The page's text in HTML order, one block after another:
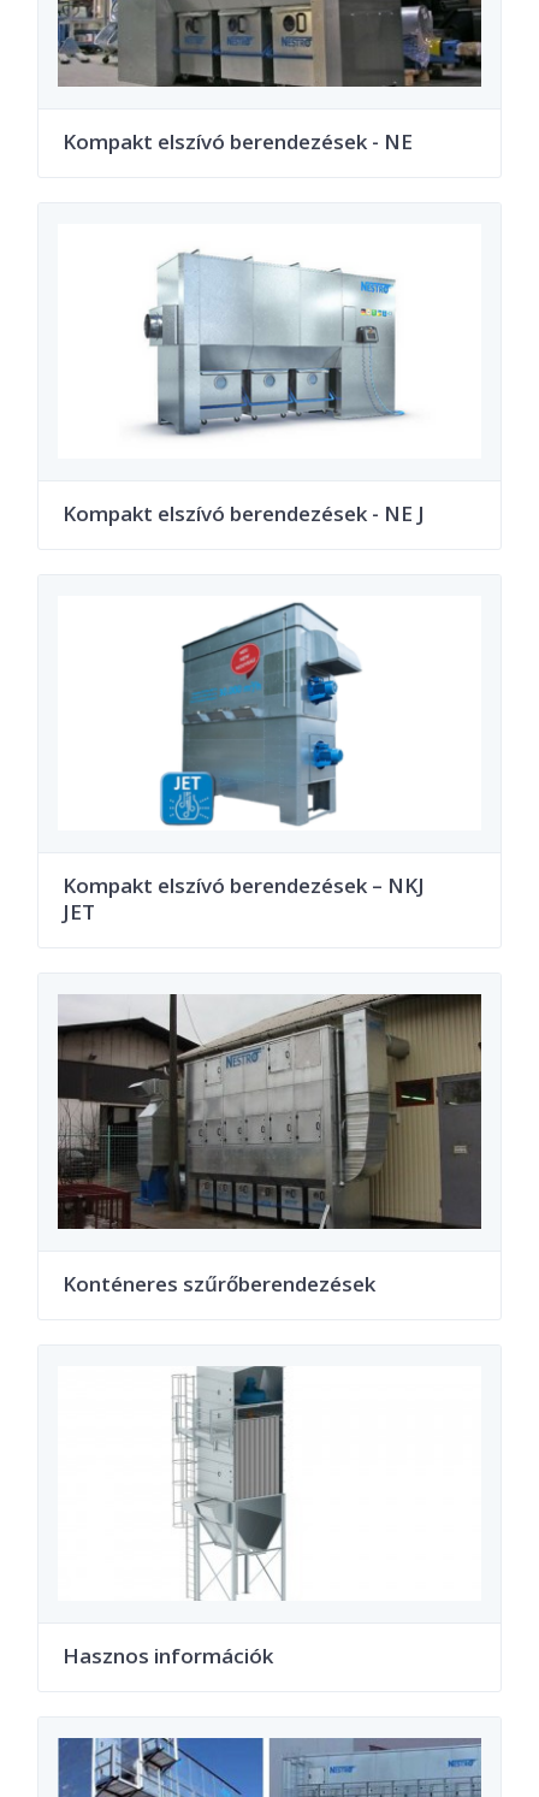
Kompakt elszívó berendezések - NE
Kompakt elszívó berendezések - NE J
Kompakt elszívó berendezések – NKJ
JET
Konténeres szűrőberendezések
Hasznos információk